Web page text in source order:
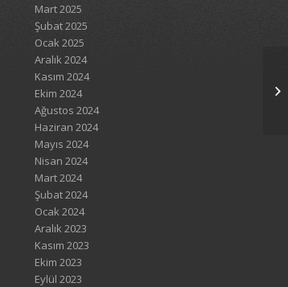
Mart 2025
Şubat 2025
Ocak 2025
Aralık 2024
Kasım 2024
Ekim 2024
Ağustos 2024
Haziran 2024
Mayıs 2024
Nisan 2024
Mart 2024
Şubat 2024
Ocak 2024
Aralık 2023
Kasım 2023
Ekim 2023
Eylül 2023